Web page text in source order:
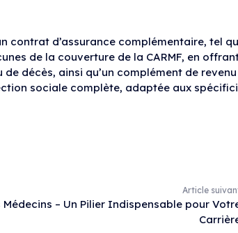
contrat d’assurance complémentaire, tel
de la couverture de la CARMF, en
décès, ainsi qu’un complément de
sociale complète, adaptée aux
Article
– Un Pilier Indispensable pour